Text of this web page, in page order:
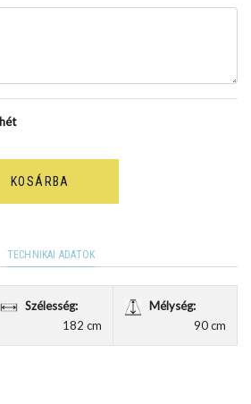
KOSÁRBA
TECHNIKAI ADATOK
Szélesség:
182 cm
Mélység:
90 cm